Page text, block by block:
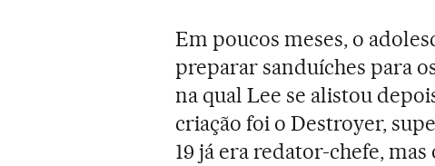
Em poucos meses, o
preparar sanduíches para
na qual Lee se alistou
criação foi o Destroyer,
19 já era redator-chefe,